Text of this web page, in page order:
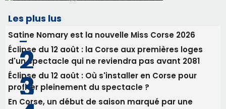
31/07/2026 08:24
Tennis - Début ce week-end du tournoi du
RCPV
31/07/2026 08:22
82ème anniversaire de la disparition du
Commandant Antoine de Saint Exupery